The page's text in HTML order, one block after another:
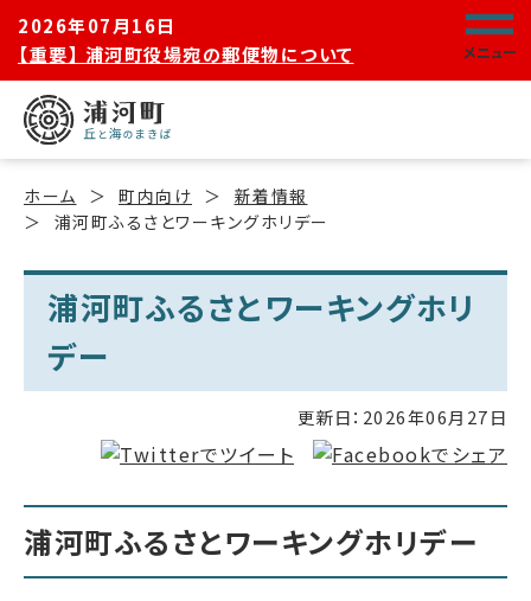
2026年07月16日
【重要】 浦河町役場宛の郵便物について
メニュー
ホーム 町内向け
新着情報
浦河町ふるさとワーキングホリデー
浦河町ふるさとワーキングホリ
デー
更新日： 2026年06月27日
浦河町ふるさとワーキングホリデー